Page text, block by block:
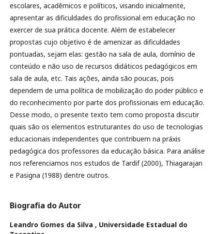
escolares, acadêmicos e políticos, ­visando inicialmente,
apresentar as dificuldades do profissional em educação no
exercer de sua prática docente. Além de estabelecer
propostas cujo objetivo é de amenizar as dificuldades
pontuadas, sejam elas: gestão na sala de aula, domínio de
conteúdo e não uso de recursos didáticos pedagógicos em
sala de aula, etc. Tais ações, ainda são poucas, pois
dependem de uma política de mobilização do poder público e
do reconhecimento por parte dos profissionais em educação.
Desse modo, o presente texto tem como proposta discutir
quais são os elementos estruturantes do uso de tecnologias
educacionais independentes que contribuem na práxis
pedagógica dos professores da educação básica. Para análise
nos referenciamos nos estudos de Tardif (2000), Thiagarajan
e Pasigna (1988) dentre outros.
Biografia do Autor
Leandro Gomes da Silva , Universidade Estadual do